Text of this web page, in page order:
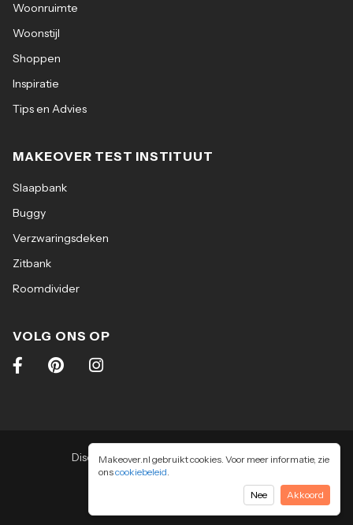
Makeover.nl gebruikt cookies. Voor meer informatie, zie
onscookiebeleid.
Nee
Akkoord
Woonruimte
Woonstijl
Shoppen
Inspiratie
Tips en Advies
MAKEOVER TEST INSTITUUT
Slaapbank
Buggy
Verzwaringsdeken
Zitbank
Roomdivider
VOLG ONS OP
Disclaimer | Algemene voorwaarden |
Privacy & cookiebeleid